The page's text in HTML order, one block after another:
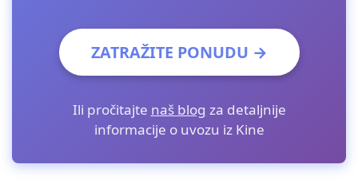
ZATRAŽITE PONUDU →
Ili pročitajte naš blog za detaljnije
informacije o uvozu iz Kine